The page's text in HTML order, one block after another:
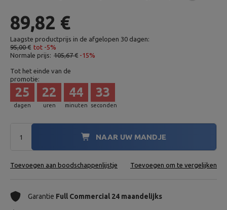
89,82 €
Laagste productprijs in de afgelopen 30 dagen:
95,00 € tot -5%
Normale prijs: 105,67 € -15%
Tot het einde van de
promotie:
dagen
25
uren
22
minuten
44
seconden
32
NAAR UW MANDJE
Toevoegen aan boodschappenlijstje Toevoegen om te vergelijken
Garantie Full Commercial 24 maandelijks